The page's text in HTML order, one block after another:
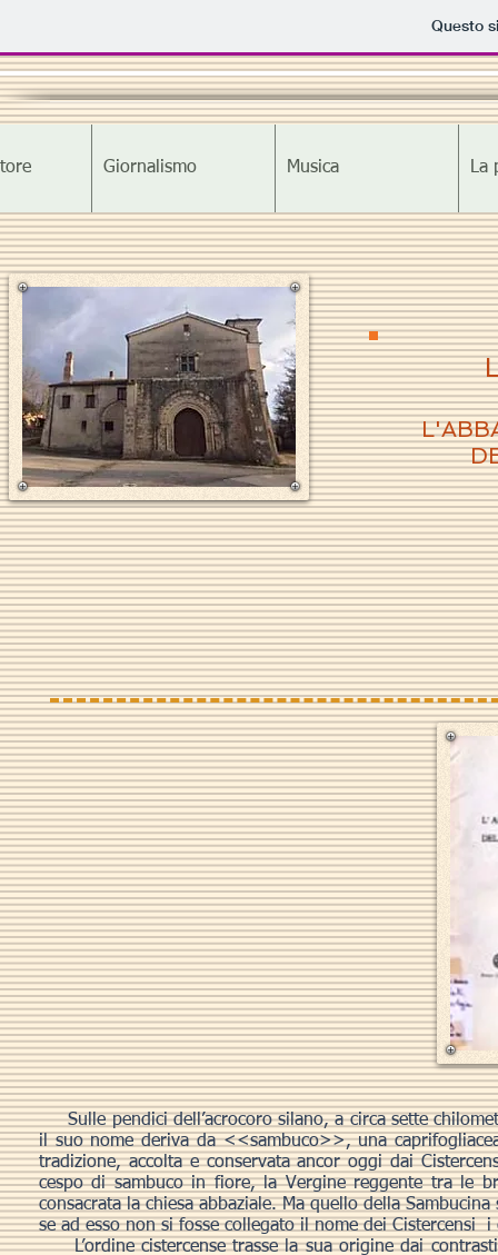
Questo
Giornalismo Musica La
Sulle pendici dell’acrocoro silano, a circa sette
il suo nome deriva da <<sambuco>>, una
tradizione, accolta e conservata ancor oggi dai
cespo di sambuco in fiore, la Vergine reggente tra le
consacrata la chiesa abbaziale. Ma quello della
se ad esso non si fosse collegato il nome dei Cistercensi
L’ordine cistercense trasse la sua origine dai contrasti